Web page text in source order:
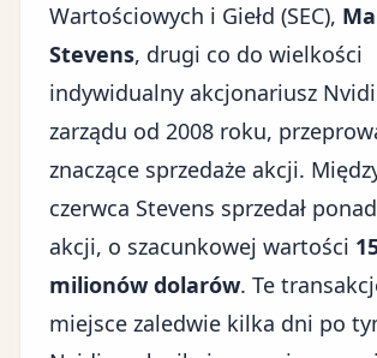
Wartościowych i Giełd (SEC),
Stevens, drugi co do wielkości
indywidualny akcjonariusz
zarządu od 2008 roku,
znaczące sprzedaże akcji.
czerwca Stevens sprzedał
akcji, o szacunkowej wartości
milionów dolarów. Te
miejsce zaledwie kilka dni po